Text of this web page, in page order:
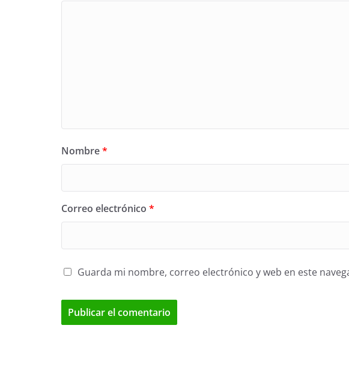
Nombre*
Correo electrónico *
Guarda mi nombre, correo electrónico y web en este